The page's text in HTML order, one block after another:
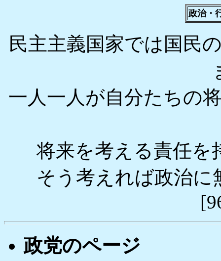
政治・
民主主義国家では国民
一人一人が自分たちの
将来を考える責任を
そう考えれば政治
政党のページ